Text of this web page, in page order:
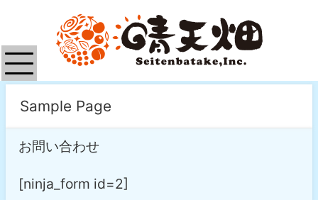
Sample Page
お問い合わせ
[ninja_form id=2]